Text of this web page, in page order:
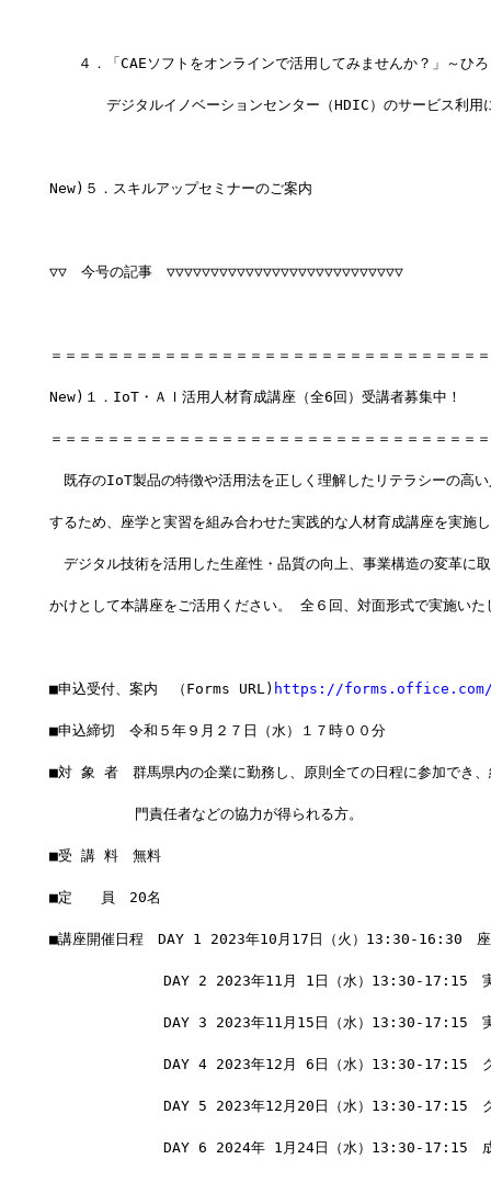
４．「CAEソフトをオンラインで活用してみませんか？」～ひろ
デジタルイノベーションセンター（HDIC）のサービス利用
New)５．スキルアップセミナーのご案内
▽▽　今号の記事　▽▽▽▽▽▽▽▽▽▽▽▽▽▽▽▽▽▽▽▽▽▽▽▽▽▽▽
＝＝＝＝＝＝＝＝＝＝＝＝＝＝＝＝＝＝＝＝＝＝＝＝＝＝＝＝＝＝
New)１．IoT・ＡＩ活用人材育成講座（全6回）受講者募集中！
＝＝＝＝＝＝＝＝＝＝＝＝＝＝＝＝＝＝＝＝＝＝＝＝＝＝＝＝＝＝
既存のIoT製品の特徴や活用法を正しく理解したリテラシーの高い
するため、座学と実習を組み合わせた実践的な人材育成講座を実施
デジタル技術を活用した生産性・品質の向上、事業構造の変革に
かけとして本講座をご活用ください。 全６回、対面形式で実施いた
■申込受付、案内　（Forms URL) https://forms.office.com/
■申込締切　令和５年９月２７日（水）１７時００分
■対 象 者　群馬県内の企業に勤務し、原則全ての日程に参加でき
門責任者などの協力が得られる方。
■受 講 料　無料
■定　　員　20名
■講座開催日程　DAY 1 2023年10月17日（火）13:30-16:30　
DAY 2 2023年11月 1日（水）13:30-17:15　
DAY 3 2023年11月15日（水）13:30-17:15　
DAY 4 2023年12月 6日（水）13:30-17:15　グ
DAY 5 2023年12月20日（水）13:30-17:15　グ
DAY 6 2024年 1月24日（水）13:30-17:15　成